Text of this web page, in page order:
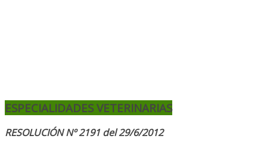
ESPECIALIDADES VETERINARIAS
RESOLUCIÓN Nº 2191 del 29/6/2012